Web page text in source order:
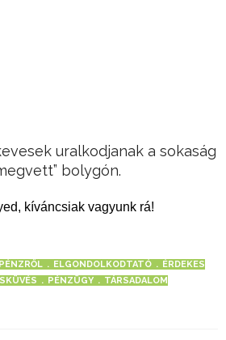
uralkodjanak a sokaság
bolygón.
kíváncsiak vagyunk rá!
ELGONDOLKODTATÓ
ÉRDEKES
PÉNZÜGY TÁRSADALOM